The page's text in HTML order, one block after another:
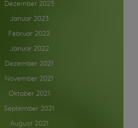
Dezember 2023
Januar 2023
Februar 2022
Januar 2022
Dezember 2021
November 2021
Oktober 2021
September 2021
August 2021